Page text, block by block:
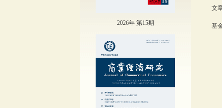
2026年 第15期
文
基